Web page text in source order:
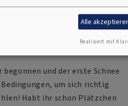
Türchen 2
und der erste Schnee
um sich richtig
Habt ihr schon Plätzchen
Alle
Realisiert mit